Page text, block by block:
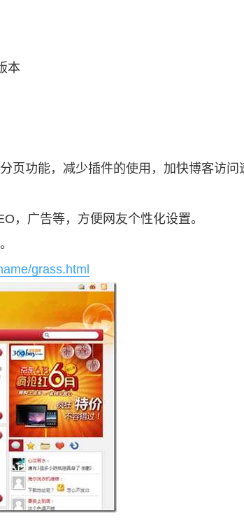
本
功能，减少插件的使用，加快博客访问
，广告等，方便网友个性化设置。
grass.html